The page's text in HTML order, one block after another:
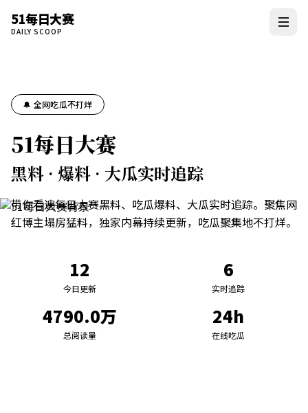
51每日大赛
DAILY SCOOP
🔔 全网吃瓜不打烊
51每日大赛
黑料 · 爆料 · 大瓜实时追踪
带你看遍每日大赛黑料、吃瓜爆料、大瓜实时追踪。聚焦网
红博主塌房猛料，独家内幕持续更新，吃瓜聚集地不打烊。
12
今日更新
6
实时追踪
4790.0万
总阅读量
24h
在线吃瓜